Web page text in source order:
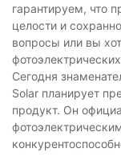
гарантируем, что
целости и
вопросы или вы
Сегодня
Solar планирует
продукт. Он